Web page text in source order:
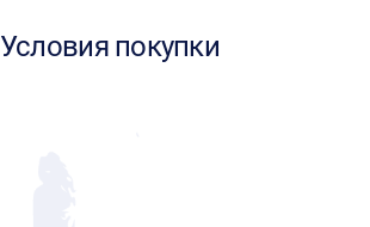
Условия покупки